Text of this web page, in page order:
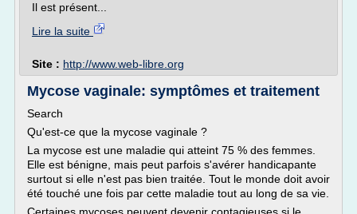
Il est présent...
Lire la suite
Site : http://www.web-libre.org
Mycose vaginale: symptômes et traitement
Search
Qu'est-ce que la mycose vaginale ?
La mycose est une maladie qui atteint 75 % des femmes.
Elle est bénigne, mais peut parfois s'avérer handicapante
surtout si elle n'est pas bien traitée. Tout le monde doit avoir
été touché une fois par cette maladie tout au long de sa vie.